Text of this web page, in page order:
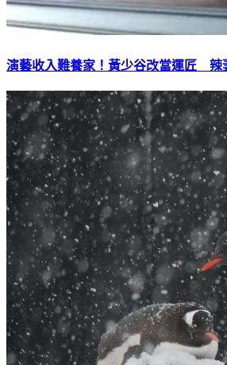
演藝收入難養家！黃少谷改當運匠 辣